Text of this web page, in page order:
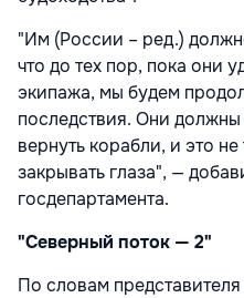
"Им (России – ред.)
что до тех пор, пока они
экипажа, мы будем
последствия. Они
вернуть корабли, и это
закрывать глаза", —
госдепартамента.
"Северный поток — 2"
По словам